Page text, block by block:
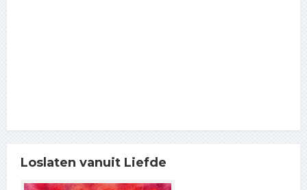
Loslaten vanuit Liefde